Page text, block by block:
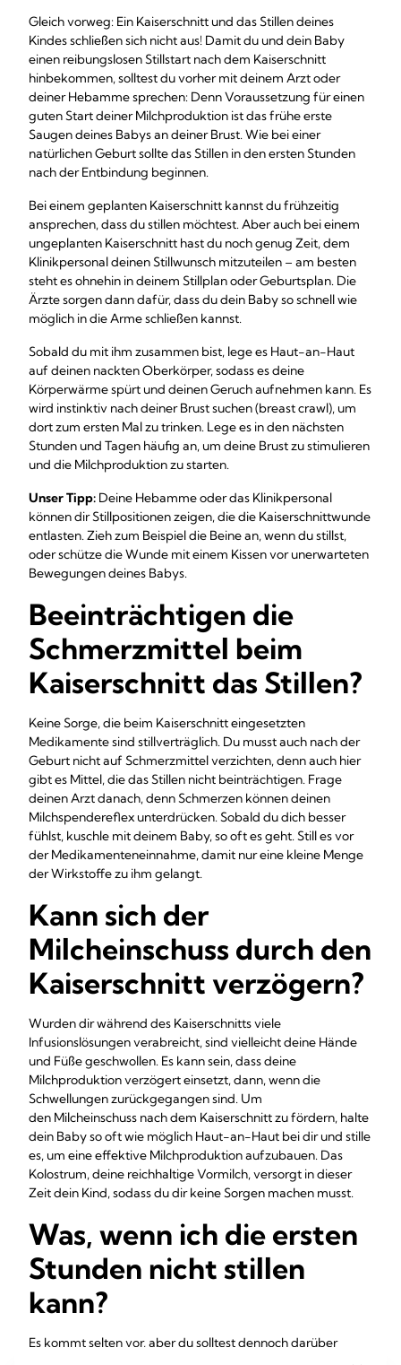
Gleich vorweg: Ein Kaiserschnitt und das Stillen deines
Kindes schließen sich nicht aus! Damit du und dein Baby
einen reibungslosen Stillstart nach dem Kaiserschnitt
hinbekommen, solltest du vorher mit deinem Arzt oder
deiner Hebamme sprechen: Denn Voraussetzung für einen
guten Start deiner Milchproduktion ist das frühe erste
Saugen deines Babys an deiner Brust. Wie bei einer
natürlichen Geburt sollte das Stillen in den ersten Stunden
nach der Entbindung beginnen.
Bei einem geplanten Kaiserschnitt kannst du frühzeitig
ansprechen, dass du stillen möchtest. Aber auch bei einem
ungeplanten Kaiserschnitt hast du noch genug Zeit, dem
Klinikpersonal deinen Stillwunsch mitzuteilen – am besten
steht es ohnehin in deinem Stillplan oder Geburtsplan. Die
Ärzte sorgen dann dafür, dass du dein Baby so schnell wie
möglich in die Arme schließen kannst.
Sobald du mit ihm zusammen bist, lege es Haut-an-Haut
auf deinen nackten Oberkörper, sodass es deine
Körperwärme spürt und deinen Geruch aufnehmen kann. Es
wird instinktiv nach deiner Brust suchen (breast crawl), um
dort zum ersten Mal zu trinken. Lege es in den nächsten
Stunden und Tagen häufig an, um deine Brust zu stimulieren
und die Milchproduktion zu starten.
Unser Tipp: Deine Hebamme oder das Klinikpersonal
können dir Stillpositionen zeigen, die die Kaiserschnittwunde
entlasten. Zieh zum Beispiel die Beine an, wenn du stillst,
oder schütze die Wunde mit einem Kissen vor unerwarteten
Bewegungen deines Babys.
Beeinträchtigen die
Schmerzmittel beim
Kaiserschnitt das Stillen?
Keine Sorge, die beim Kaiserschnitt eingesetzten
Medikamente sind stillverträglich. Du musst auch nach der
Geburt nicht auf Schmerzmittel verzichten, denn auch hier
gibt es Mittel, die das Stillen nicht beinträchtigen. Frage
deinen Arzt danach, denn Schmerzen können deinen
Milchspendereflex unterdrücken. Sobald du dich besser
fühlst, kuschle mit deinem Baby, so oft es geht. Still es vor
der Medikamenteneinnahme, damit nur eine kleine Menge
der Wirkstoffe zu ihm gelangt.
Kann sich der
Milcheinschuss durch den
Kaiserschnitt verzögern?
Wurden dir während des Kaiserschnitts viele
Infusionslösungen verabreicht, sind vielleicht deine Hände
und Füße geschwollen. Es kann sein, dass deine
Milchproduktion verzögert einsetzt, dann, wenn die
Schwellungen zurückgegangen sind. Um
den Milcheinschuss nach dem Kaiserschnitt zu fördern, halte
dein Baby so oft wie möglich Haut-an-Haut bei dir und stille
es, um eine effektive Milchproduktion aufzubauen. Das
Kolostrum, deine reichhaltige Vormilch, versorgt in dieser
Zeit dein Kind, sodass du dir keine Sorgen machen musst.
Was, wenn ich die ersten
Stunden nicht stillen
kann?
Es kommt selten vor, aber du solltest dennoch darüber